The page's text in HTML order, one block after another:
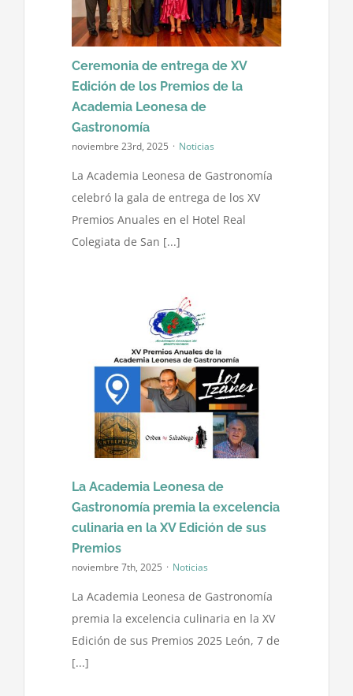
Política de cookies
Contacto
Ceremonia de entrega de XV
Edición de los Premios de la
Academia Leonesa de
Gastronomía
noviembre 23rd, 2025 · Noticias
La Academia Leonesa de Gastronomía
celebró la gala de entrega de los XV
Premios Anuales en el Hotel Real
Colegiata de San [...]
La Academia Leonesa de
Gastronomía premia la excelencia
culinaria en la XV Edición de sus
Premios
noviembre 7th, 2025 · Noticias
La Academia Leonesa de Gastronomía
premia la excelencia culinaria en la XV
Edición de sus Premios 2025 León, 7 de
[...]